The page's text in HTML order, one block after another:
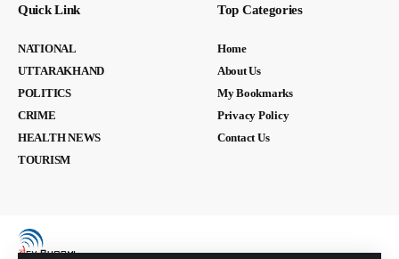
Quick Link
NATIONAL
UTTARAKHAND
POLITICS
CRIME
HEALTH NEWS
TOURISM
Top Categories
Home
About Us
My Bookmarks
Privacy Policy
Contact Us